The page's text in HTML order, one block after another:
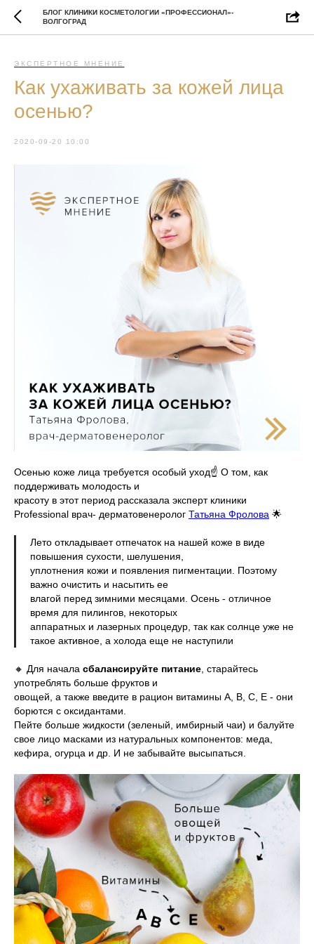
БЛОГ КЛИНИКИ КОСМЕТОЛОГИИ «ПРОФЕССИОНАЛ»-
ВОЛГОГРАД
ЭКСПЕРТНОЕ МНЕНИЕ
Как ухаживать за кожей лица
осенью?
2020-09-20 10:00
Осенью коже лица требуется особый уход☝️ О том, как
поддерживать молодость и
красоту в этот период рассказала эксперт клиники
Professional врач- дерматовенеролог Татьяна Фролова 🌟
Лето откладывает отпечаток на нашей коже в виде
повышения сухости, шелушения,
уплотнения кожи и появления пигментации. Поэтому
важно очистить и насытить ее
влагой перед зимними месяцами. Осень - отличное
время для пилингов, некоторых
аппаратных и лазерных процедур, так как солнце уже не
такое активное, а холода еще не наступили
🔸 Для начала сбалансируйте питание , старайтесь
употреблять больше фруктов и
овощей, а также введите в рацион витамины A, B, C, E - они
борются с оксидантами.
Пейте больше жидкости (зеленый, имбирный чаи) и балуйте
свое лицо масками из натуральных компонентов: меда,
кефира, огурца и др. И не забывайте высыпаться.